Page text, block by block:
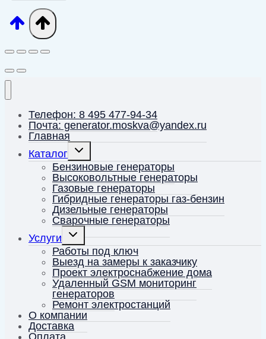
Телефон: 8 495 477-94-34
Почта: generator.moskva@yandex.ru
Главная
Каталог
Переключить
дочернее
меню
Бензиновые генераторы
Высоковольтные генераторы
Газовые генераторы
Гибридные генераторы газ-бензин
Дизельные генераторы
Сварочные генераторы
Услуги
Переключить
дочернее
меню
Работы под ключ
Выезд на замеры к заказчику
Проект электроснабжение дома
Удаленный GSM мониторинг
генераторов
Ремонт электростанций
О компании
Доставка
Оплата